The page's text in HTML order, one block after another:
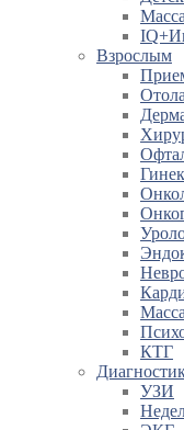
Взрослым
КТГ
УЗИ